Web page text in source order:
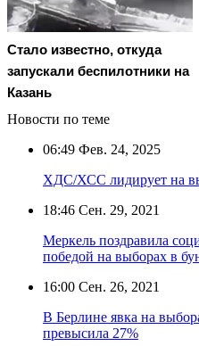
Стало известно, откуда
запускали беспилотники на
Казань
Новости по теме
06:49 Фев. 24, 2025
ХДС/ХСС лидирует на
18:46 Сен. 29, 2021
Меркель поздравила
победой на выборах в
16:00 Сен. 26, 2021
В Берлине явка на
превысила 27%